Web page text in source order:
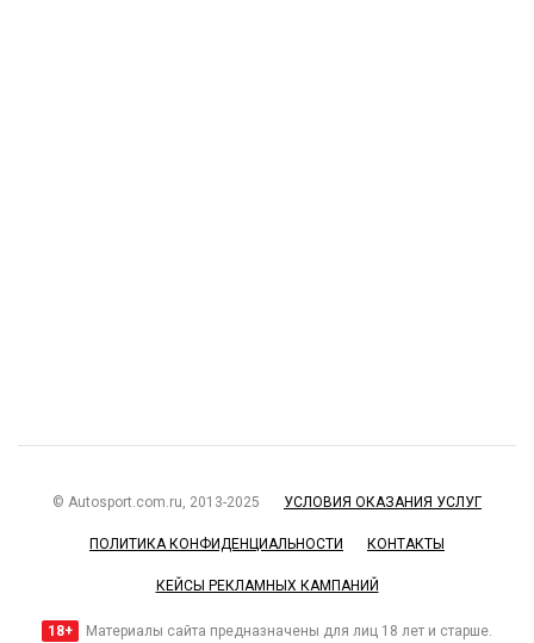
© Autosport.com.ru, 2013-2025 УСЛОВИЯ ОКАЗАНИЯ УСЛУГ
ПОЛИТИКА КОНФИДЕНЦИАЛЬНОСТИ КОНТАКТЫ
КЕЙСЫ РЕКЛАМНЫХ КАМПАНИЙ
18+ Материалы сайта предназначены для лиц 18 лет и старше.